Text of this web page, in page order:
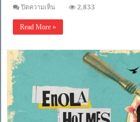
ปิดความเห็นบน
1080P]
House
Tomorrow
กฎ
ล้ำ
คน
2,833
Read More »